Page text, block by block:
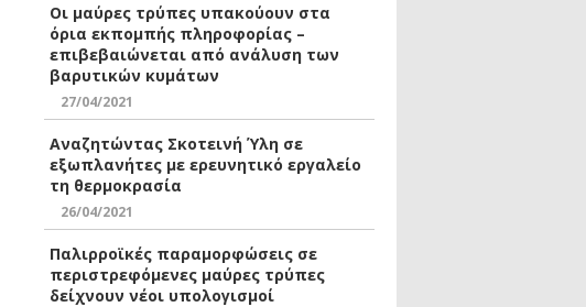
Οι μαύρες τρύπες υπακούουν στα
όρια εκπομπής πληροφορίας –
επιβεβαιώνεται από ανάλυση των
βαρυτικών κυμάτων
27/04/2021
Αναζητώντας Σκοτεινή Ύλη σε
εξωπλανήτες με ερευνητικό εργαλείο
τη θερμοκρασία
26/04/2021
Παλιρροϊκές παραμορφώσεις σε
περιστρεφόμενες μαύρες τρύπες
δείχνουν νέοι υπολογισμοί